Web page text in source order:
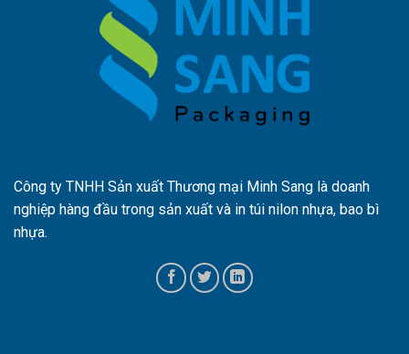
Công ty TNHH Sản xuất Thương mại Minh Sang là doanh
nghiệp hàng đầu trong sản xuất và in túi nilon nhựa, bao bì
nhựa.